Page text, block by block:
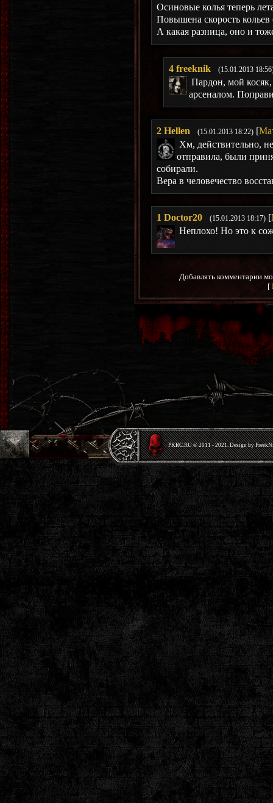
Осиновые колья теперь
Повышена скорость
А какая разница, оно и
4 freeknik (15.01.2013
Пардон, мой
арсеналом.
2 Hellen (15.01.2013 18:22) [
Хм, действительно,
отправила, были
собирали.
Вера в человечество
1 Doctor20 (15.01.2013 18:17) [
Неплохо! Но это к
Добавлять комментарии
[
PKRС.RU © 2011 - 2021. Design by